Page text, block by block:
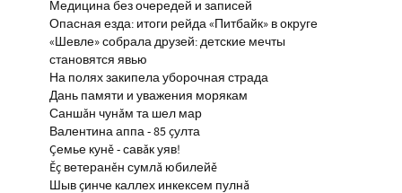
Медицина без очередей и записей
Опасная езда: итоги рейда «Питбайк» в округе
«Шевле» собрала друзей: детские мечты
становятся явью
На полях закипела уборочная страда
Дань памяти и уважения морякам
Саншăн чунăм та шел мар
Валентина аппа - 85 çулта
Çемье кунĕ - савăк уяв!
Ĕç ветеранĕн сумлă юбилейĕ
Шыв çинче каллех инкексем пулнă